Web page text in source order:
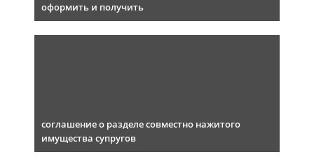
оформить и получить
соглашение о разделе совместно нажитого
имущества супругов